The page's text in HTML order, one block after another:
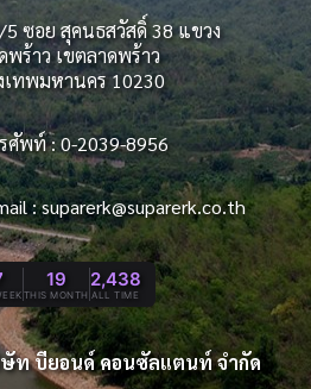
5 ซอย สุคนธสวัสดิ์ 38 แขวง
พร้าว เขตลาดพร้าว
เทพมหานคร 10230
ศัพท์ : 0-2039-8956
:suparerk@suparerk.co.th
19
THIS MONTH
2,438
ALL TIME
ท บียอนด์ คอนซัลแตนท์ จำกัด